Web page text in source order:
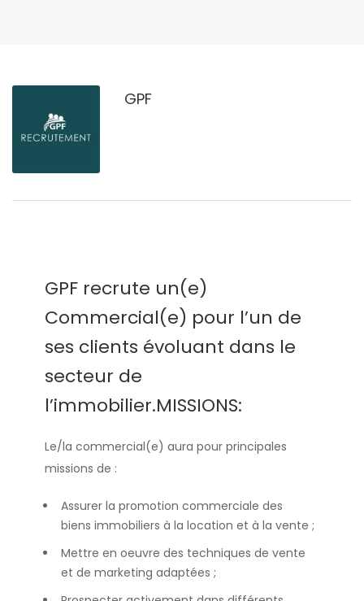
GPF
GPF recrute un(e)
Commercial(e) pour l’un de
ses clients évoluant dans le
secteur de
l’immobilier.MISSIONS:
Le/la commercial(e) aura pour principales
missions de :
Assurer la promotion commerciale des
biens immobiliers à la location et à la vente ;
Mettre en oeuvre des techniques de vente
et de marketing adaptées ;